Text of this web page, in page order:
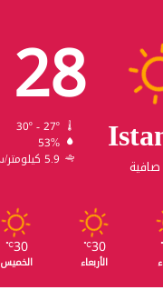
28
30º - 27º
53%
5.9 كيلومتر/ساعة
30
℃
الأربعاء
30
℃
الخميس